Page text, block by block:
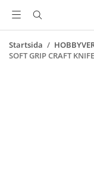
Startsida /
SOFT GRIP CRAFT